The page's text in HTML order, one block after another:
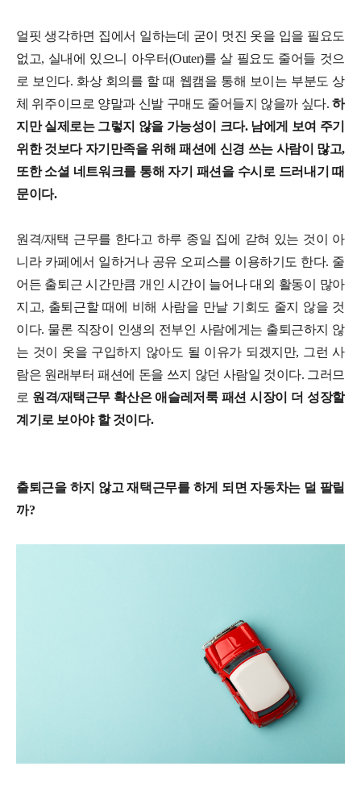
얼핏 생각하면 집에서 일하는데 굳이 멋진 옷을 입을 필요도
없고, 실내에 있으니 아우터(Outer)를 살 필요도 줄어들 것으
로 보인다. 화상 회의를 할 때 웹캠을 통해 보이는 부분도 상
체 위주이므로 양말과 신발 구매도 줄어들지 않을까 싶다.하
지만 실제로는 그렇지 않을 가능성이 크다. 남에게 보여 주기
위한 것보다 자기만족을 위해 패션에 신경 쓰는 사람이 많고,
또한 소셜 네트워크를 통해 자기 패션을 수시로 드러내기 때
문이다.
원격/재택 근무를 한다고 하루 종일 집에 갇혀 있는 것이 아
니라 카페에서 일하거나 공유 오피스를 이용하기도 한다. 줄
어든 출퇴근 시간만큼 개인 시간이 늘어나 대외 활동이 많아
지고, 출퇴근할 때에 비해 사람을 만날 기회도 줄지 않을 것
이다. 물론 직장이 인생의 전부인 사람에게는 출퇴근하지 않
는 것이 옷을 구입하지 않아도 될 이유가 되겠지만, 그런 사
람은 원래부터 패션에 돈을 쓰지 않던 사람일 것이다. 그러므
로 원격/재택근무 확산은 애슬레저룩 패션 시장이 더 성장할
계기로 보아야 할 것이다.
출퇴근을 하지 않고 재택근무를 하게 되면 자동차는 덜 팔릴
까?